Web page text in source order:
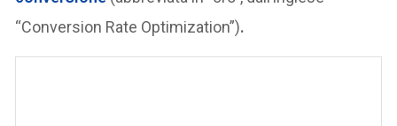
“Conversion Rate Optimization”).